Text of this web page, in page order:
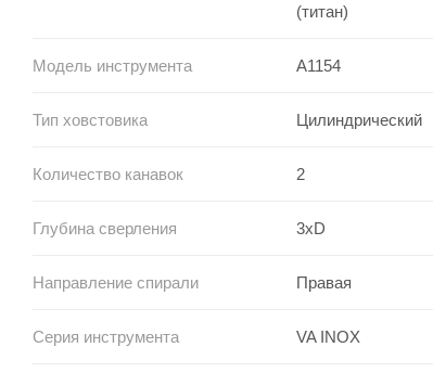
(титан)
Модель инструмента A1154
Тип ховстовика Цилиндрический
Количество канавок 2
Глубина сверления 3xD
Направление спирали Правая
Серия инструмента VA INOX